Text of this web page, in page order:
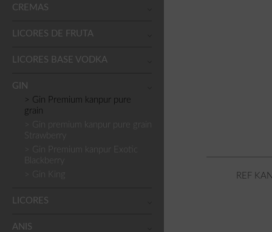
CREMAS
LICORES DE FRUTA
LICORES BASE VODKA
GIN
> Gin Premium kanpur pure
grain
> Gin premium kanpur pure grain
Strawberry
> Gin Premium kanpur Exotic
Blackberry
> Gin King
LICORES
ANIS
REF